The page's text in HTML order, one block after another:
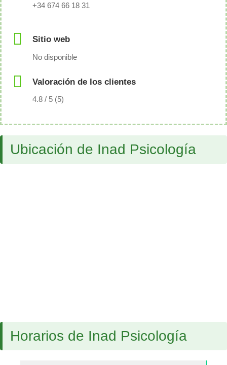
+34 674 66 18 31
Sitio web
No disponible
Valoración de los clientes
4.8 / 5 (5)
Ubicación de Inad Psicología
Horarios de Inad Psicología